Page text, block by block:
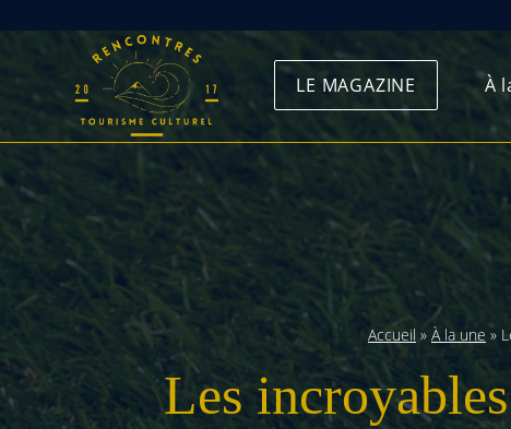
content
LE MAGAZINE À
Accueil » À la une »
Les